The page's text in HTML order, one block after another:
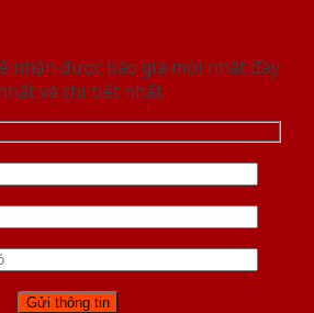
nhận được báo giá mới nhât đầy
và chi tiết nhất.